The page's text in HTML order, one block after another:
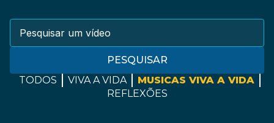
PESQUISAR
TODOS
VIVA A VIDA
MUSICAS VIVA A VIDA
REFLEXÕES